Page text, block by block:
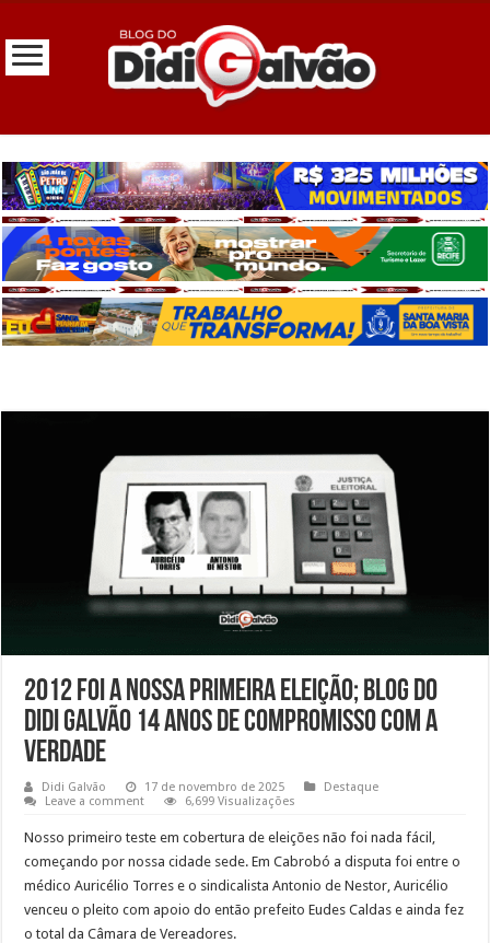
2012 foi a nossa primeira eleição; Blog do
Didi Galvão 14 anos de compromisso com a
verdade
Didi Galvão 17 de novembro de 2025
Destaque
Leave a comment
6,699 Visualizações
Nosso primeiro teste em cobertura de eleições não foi nada fácil,
começando por nossa cidade sede. Em Cabrobó a disputa foi entre o
médico Auricélio Torres e o sindicalista Antonio de Nestor, Auricélio
venceu o pleito com apoio do então prefeito Eudes Caldas e ainda fez
o total da Câmara de Vereadores.